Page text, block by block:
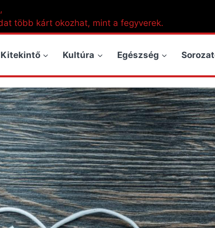
több kárt okozhat, mint a fegyverek.
Kitekintő Kultúra Egészség